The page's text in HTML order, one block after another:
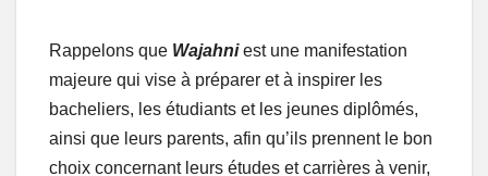
Rappelons que Wajahni est une manifestation
majeure qui vise à préparer et à inspirer les
bacheliers, les étudiants et les jeunes diplômés,
ainsi que leurs parents, afin qu’ils prennent le bon
choix concernant leurs études et carrières à venir,